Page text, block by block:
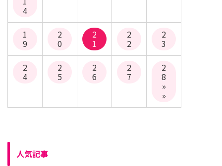
4
1
9
2
0
2
1
2
2
2
3
2
4
2
5
2
6
2
7
2
8
»
»
人気記事